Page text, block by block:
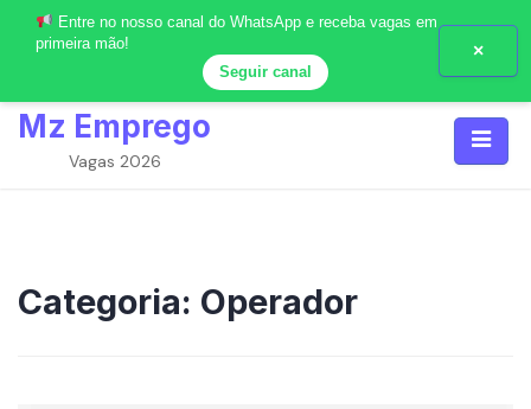
Entre no nosso canal do WhatsApp e receba vagas em
primeira mão!
Seguir canal
×
Skip
content
Mz Emprego
Vagas 2026
Categoria: Operador